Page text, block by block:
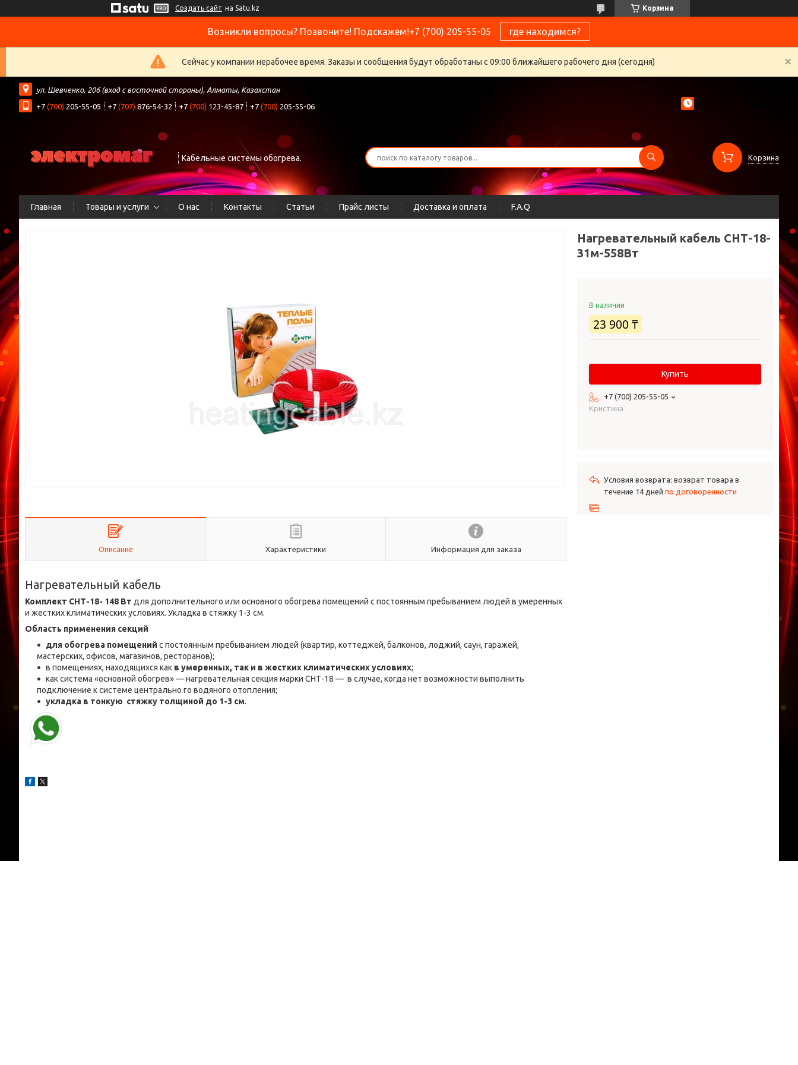
Создать сайт на Satu.kz Корзина
Возникли вопросы? Позвоните! Подскажем!+7 (700) 205-55-05 где находимся?
Сейчас у компании нерабочее время. Заказы и сообщения будут обработаны с 09:00 ближайшего рабочего дня (сегодня)
ул. Шевченко, 206 (вход с восточной стороны), Алматы, Казахстан
+7 (700) 205-55-05 +7 (707) 876-54-32 +7 (700) 123-45-87 +7 (700) 205-55-06
Кабельные системы обогрева. Корзина
Главная Товары и услуги О нас Контакты Статьи Прайс листы Доставка и оплата F.A.Q
Описание Характеристики Информация для заказа
Нагревательный кабель
Комплект СНТ-18- 148 Вт для дополнительного или основного обогрева помещений с постоянным пребыванием людей в умеренных
и жестких климатических условиях. Укладка в стяжку 1-3 см.
Область применения секций
для обогрева помещений с постоянным пребыванием людей (квартир, коттеджей, балконов, лоджий, саун, гаражей,
мастерских, офисов, магазинов, ресторанов);
в помещениях, находящихся как в умеренных, так и в жестких климатических условиях;
как система «основной обогрев» — нагревательная секция марки СНТ-18 — в случае, когда нет возможности выполнить
подключение к системе центрально го водяного отопления;
укладка в тонкую стяжку толщиной до 1-3 см.
Нагревательный кабель СНТ-18-
31м-558Вт
В наличии
23 900 ₸
Купить
+7 (700) 205-55-05
Кристина
возврат товара в
течение 14 дней по договоренности